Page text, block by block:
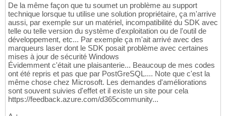
De la même façon que tu soumet un problème au support
technique lorsque tu utilise une solution propriétaire, ça m'arrive
aussi, par exemple sur un matériel, incompatibilité du SDK avec
telle ou telle version du système d'exploitation ou de l'outil de
développement, etc... Par exemple ça m'ait arrivé avec des
marqueurs laser dont le SDK posait problème avec certaines
mises à jour de sécurité Windows
Évidemment c'était une plaisanterie... Beaucoup de mes codes
ont été repris et pas que par PostGreSQL.... Note que c'est la
même chose chez Microsoft. Les demandes d'améliorations
sont souvent suivies d'effet et il existe un site pour cela
https://feedback.azure.com/d365community...